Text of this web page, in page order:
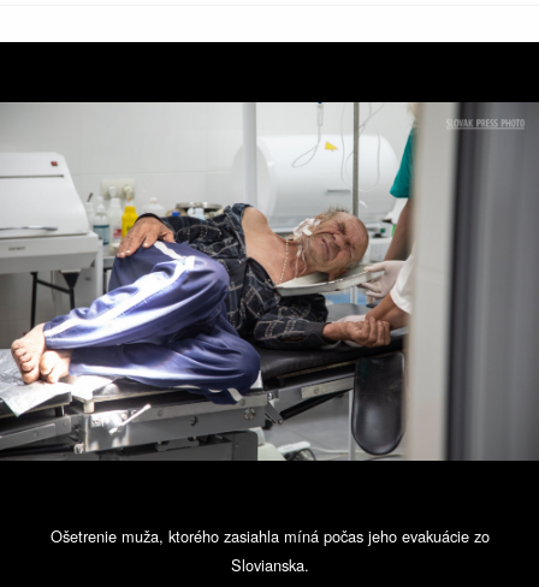
Ošetrenie muža, ktorého zasiahla míná počas jeho evakuácie zo
Slovianska.